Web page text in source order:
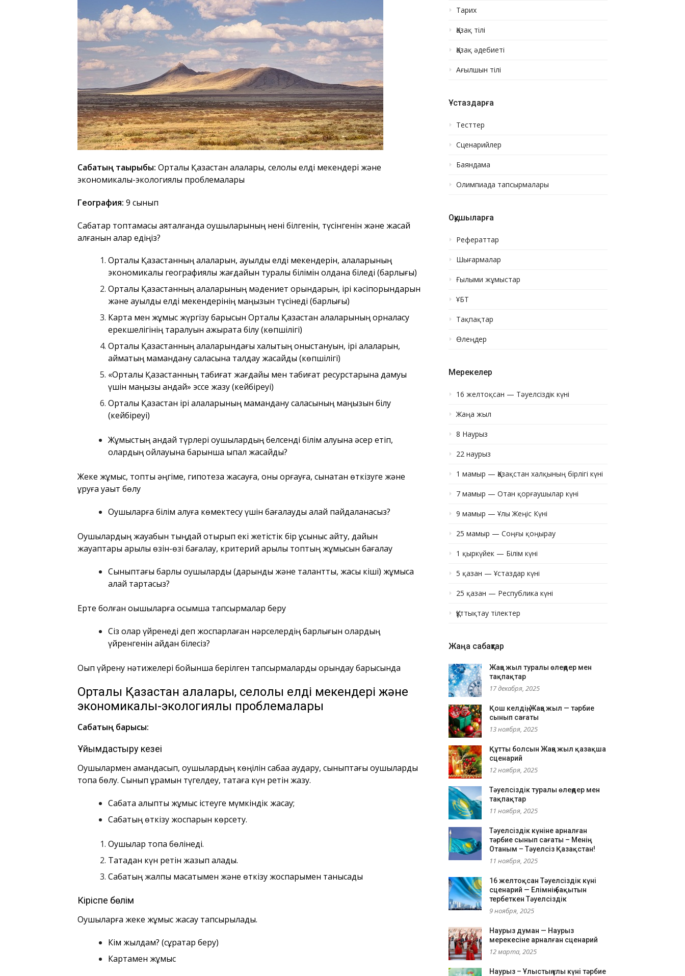
Сабақтың тақырыбы: Орталық Қазақстан қалалары, селолық елді мекендері және
экономикалық-экологиялық проблемалары
География: 9 сынып
Сабақтар топтамасы аяқталғанда оқушыларының нені білгенін, түсінгенін және жасай
алғанын қалар едіңіз?
Орталық Қазақстанның қалаларын, ауылдық елді мекендерін, қалаларының
экономикалық географиялық жағдайын туралы білімін қолдана біледі (барлығы)
Орталық Қазақстанның қалаларының мәдениет орындарын, ірі кәсіпорындарын
және ауылдық елді мекендерінің маңызын түсінеді (барлығы)
Карта мен жұмыс жүргізу барысын Орталық Қазақстан қалаларының орналасу
ерекшелігінің таралуын ажырата білу (көпшілігі)
Орталық Қазақстанның қалаларындағы халықтың қоныстануын, ірі қалаларын,
аймақтың мамандану саласына талдау жасайды (көпшілігі)
«Орталық Қазақстанның табиғат жағдайы мен табиғат ресурстарына дамуы
үшін маңызы қандай» эссе жазу (кейбіреуі)
Орталық Қазақстан ірі қалаларының мамандану саласының маңызын білу
(кейбіреуі)
Жұмыстың қандай түрлері оқушылардың белсенді білім алуына әсер етіп,
олардың ойлауына барынша ықпал жасайды?
Жеке жұмыс, топтық әңгіме, гипотеза жасауға, оны қорғауға, сынақтан өткізуге және
құруға уақыт бөлу
Оқушыларға білім алуға көмектесу үшін бағалауды қалай пайдаланасыз?
Оқушылардың жауабын тыңдай отырып екі жетістік бір ұсыныс айту, дайын
жауаптары арқылы өзін-өзі бағалау, критерий арқылы топтың жұмысын бағалау
Сыныптағы барлық оқушыларды (дарынды және талантты, жасы кіші) жұмысқа
қалай тартасыз?
Ерте болған оқышыларға қосымша тапсырмалар беру
Сіз олар үйренеді деп жоспарлаған нәрселердің барлығын олардың
үйренгенін қайдан білесіз?
Оқып үйрену нәтижелері бойынша берілген тапсырмаларды орындау барысында
Орталық Қазақстан қалалары, селолық елді мекендері және
экономикалық-экологиялық проблемалары
Сабақтың барысы:
Ұйымдастыру кезеңі
Оқушылармен амандасып, оқушылардың көңілін сабаққа аудару, сыныптағы оқушыларды
топқа бөлу. Сынып құрамын түгелдеу, тақтаға күн ретін жазу.
Сабақта қалыпты жұмыс істеуге мүмкіндік жасау;
Сабақтың өткізу жоспарын көрсету.
Оқушылар топқа бөлінеді.
Тақтадан күн ретін жазып алады.
Сабақтың жалпы мақсатымен және өткізу жоспарымен танысады
Кіріспе бөлім
Оқушыларға жеке жұмыс жасау тапсырылады.
Кім жылдам? (сұрақтар беру)
Картамен жұмыс
Тарих
Қазақ тілі
Қазақ әдебиеті
Ағылшын тілі
Ұстаздарға
Тесттер
Сценарийлер
Баяндама
Олимпиада тапсырмалары
Оқушыларға
Рефераттар
Шығармалар
Ғылыми жұмыстар
ҰБТ
Тақпақтар
Өлеңдер
Мерекелер
16 желтоқсан — Тәуелсіздік күні
Жаңа жыл
8 Наурыз
22 наурыз
1 мамыр — Қазақстан халқының бірлігі күні
7 мамыр — Отан қорғаушылар күні
9 мамыр — Ұлы Жеңіс Күні
25 мамыр — Соңғы қоңырау
1 қыркүйек — Білім күні
5 қазан — Ұстаздар күні
25 қазан — Республика күні
Құттықтау тілектер
Жаңа сабақтар
Жаңа жыл туралы өлеңдер мен
тақпақтар
17 декабря, 2025
Қош келдің, Жаңа жыл — тәрбие
сынып сағаты
13 ноября, 2025
Құтты болсын Жаңа жыл қазақша
сценарий
12 ноября, 2025
Тәуелсіздік туралы өлеңдер мен
тақпақтар
11 ноября, 2025
Тәуелсіздік күніне арналған
тәрбие сынып сағаты – Менің
Отаным – Тәуелсіз Қазақстан!
11 ноября, 2025
16 желтоқсан Тәуелсіздік күні
сценарий — Елімнің бақытын
тербеткен Тәуелсіздік
9 ноября, 2025
Наурыз думан — Наурыз
мерекесіне арналған сценарий
12 марта, 2025
Наурыз – Ұлыстың ұлы күні тәрбие